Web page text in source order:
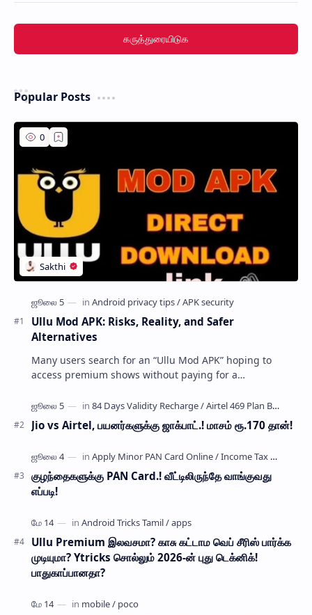
கருத்துரையிடுக
Popular Posts
Ullu Mod APK: Risks, Reality, and Safer
Alternatives
Many users search for an “Ullu Mod APK” hoping to
access premium shows without paying for a
…
Jio vs Airtel, பயனர்களுக்கு ஜாக்பாட்.! மாசம் ரூ.170 தான்!
குழந்தைகளுக்கு PAN Card.! வீட்டிலிருந்தே வாங்குவது
எப்படி!
Ullu Premium இலவசமா? காசு கட்டாம வெப் சீரிஸ் பார்க்க
முடியுமா? Ytricks சொல்லும் 2026-ன் புது டெக்னிக்!
பாதுகாப்பானதா?